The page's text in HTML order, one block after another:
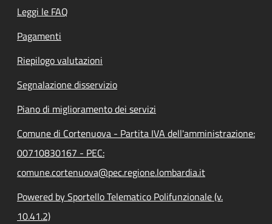
Leggi le FAQ
Pagamenti
Riepilogo valutazioni
Segnalazione disservizio
Piano di miglioramento dei servizi
Comune di Cortenuova - Partita IVA dell'amministrazione:
00710830167 - PEC:
comune.cortenuova@pec.regione.lombardia.it
Powered by Sportello Telematico Polifunzionale (v.
10.41.2)